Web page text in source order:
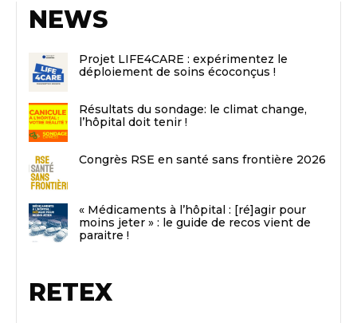
NEWS
Projet LIFE4CARE : expérimentez le
déploiement de soins écoconçus !
Résultats du sondage: le climat change,
l’hôpital doit tenir !
Congrès RSE en santé sans frontière 2026
« Médicaments à l’hôpital : [ré]agir pour
moins jeter » : le guide de recos vient de
paraitre !
RETEX